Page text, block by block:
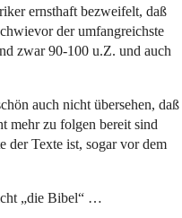
ernsthaft bezweifelt, daß
der umfangreichste
zwar 90-100 u.Z. und auch
auch nicht übersehen, daß
mehr zu folgen bereit sind
der Texte ist, sogar vor dem
„die Bibel“ …